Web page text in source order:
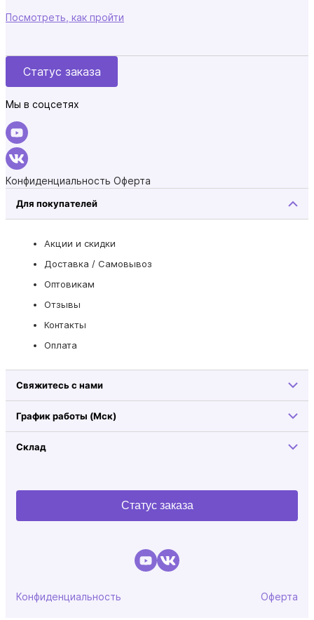
Посмотреть, как пройти
Статус заказа
Мы в соцсетях
Конфиденциальность Оферта
Для покупателей
Акции и скидки
Доставка / Самовывоз
Оптовикам
Отзывы
Контакты
Оплата
Свяжитесь с нами
График работы (Мск)
Склад
Статус заказа
Конфиденциальность Оферта